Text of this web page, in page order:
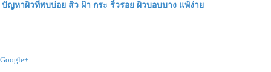
ปัญหาผิวที่พบบ่อย สิว ฝ้า กระ ริ้วรอย ผิวบอบบาง แพ้ง่าย
Google+